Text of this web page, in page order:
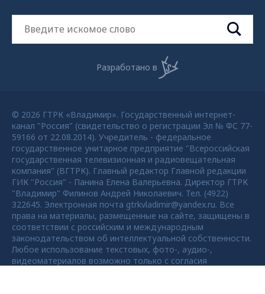
Разработано в
© 2026 ГТРК «Владимир». Государственный интернет-
канал "Россия" (свидетельство о регистрации Эл № ФС 77-
59166 от 22.08.2014). Учредитель - федеральное
государственное унитарное предприятие "Всероссийская
государственная телевизионная и радиовещательная
компания" (ВГТРК). Главный редактор Главной редакции
ГИК "Россия" - Панина Елена Валерьевна. Директор ГТРК
"Владимир" Филинов Андрей Николаевич. Тел. (4922)
322645. Электронная почта gtrkvladimir@yandex.ru. Все
права на материалы, размещенные на сайте, защищены в
соответствии с российским и международным
законодательством об интеллектуальной собственности.
Любое использование текстовых, фото-, аудио-,
видеоматериалов возможно только с согласия